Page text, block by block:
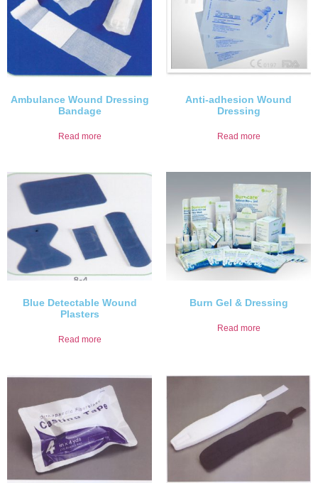
Ambulance Wound Dressing
Bandage
Read more
Anti-adhesion Wound
Dressing
Read more
Blue Detectable Wound
Plasters
Read more
Burn Gel & Dressing
Read more